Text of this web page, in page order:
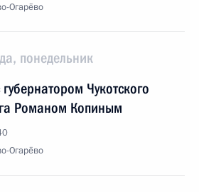
Огарёво
понедельник
Чукотского
Романом Копиным
Огарёво